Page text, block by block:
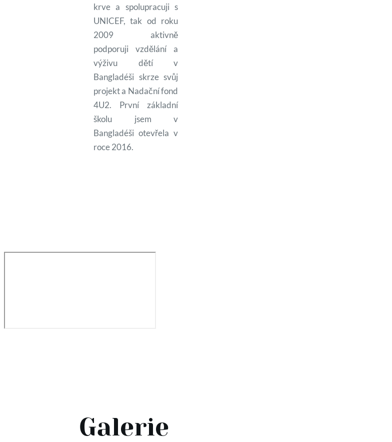
krve a spolupracuji s
UNICEF, tak od roku
2009 aktivně
podporuji vzdělání a
výživu dětí v
Bangladéši skrze svůj
projekt a Nadační fond
4U2. První základní
školu jsem v
Bangladéši otevřela v
roce 2016.
Galerie